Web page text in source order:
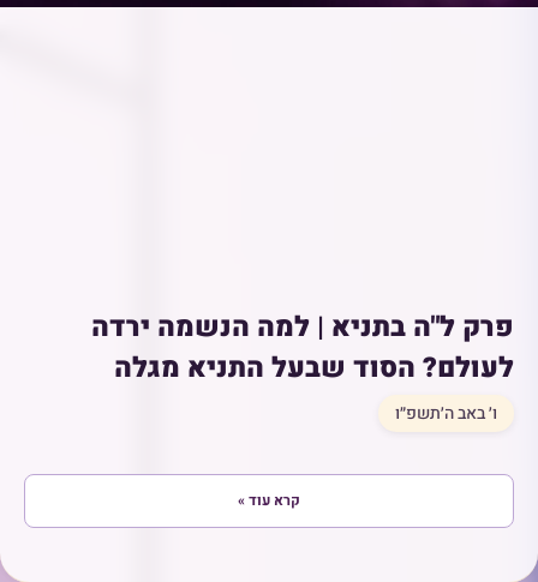
פרק ל"ה בתניא | למה הנשמה ירדה
לעולם? הסוד שבעל התניא מגלה
ו׳ באב ה׳תשפ״ו
קרא עוד »